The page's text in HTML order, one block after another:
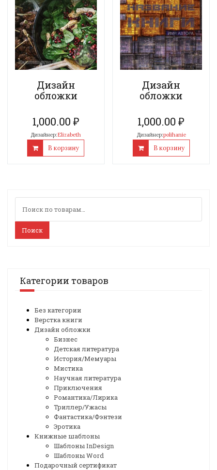
Дизайн
обложки
1,000.00 ₽
Дизайнер:Elizabeth
В корзину
Дизайн
обложки
1,000.00₽
Дизайнер:polihanie
В корзину
Поиск
Категории товаров
Без категории
Верстка книги
Дизайн обложки
Бизнес
Детская литература
История/Мемуары
Мистика
Научная литература
Приключения
Романтика/Лирика
Триллер/Ужасы
Фантастика/Фэнтези
Эротика
Книжные шаблоны
Шаблоны InDesign
Шаблоны Word
Подарочный сертификат